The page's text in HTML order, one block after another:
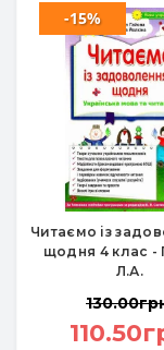
Читаємо із
щодня 4 клас -
Л.А.
-15%